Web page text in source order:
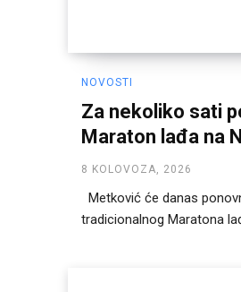
NOVOSTI
Za nekoliko sati
Maraton lađa na
8 KOLOVOZA, 2026
Metković će danas
tradicionalnog Maratona